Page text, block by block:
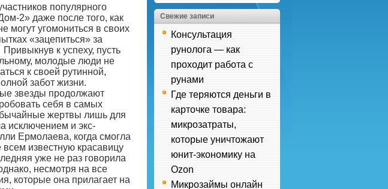
популярного
2» даже после того, как
могут угомониться в своих
«зацепиться» за
к успеху, пусть
молодые люди не
к своей рутинной,
забот жизни.
звезды продолжают
себя в самых
жертвы лишь для
исключением и экс-
Ермолаева, когда смогла
известную красавицу
уже не раз говорила
несмотря на все
которые она прилагает на
Свежие записи
Консультация
рунолога — как
проходит работа с
рунами
Где теряются деньги в
карточке товара:
микрозатраты,
которые уничтожают
юнит-экономику на
Ozon
Микрозаймы онлайн